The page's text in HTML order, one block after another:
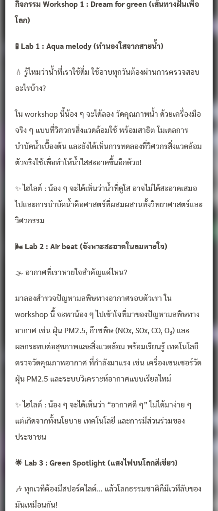
กิจกรรม Workshop 1 : Dream for green (เส้นทางฝันเพื่อ
โลก)
🧪 Lab 1 : Aqua melody (ทำนองใสจากสายน้ำ)
💧 รู้ไหมว่าน้ำที่เราใช้ดื่ม ใช้อาบทุกวันต้องผ่านการตรวจสอบ
อะไรบ้าง?
ใน workshop นี้น้อง ๆ จะได้ลอง วัดคุณภาพน้ำ ด้วยเครื่องมือ
จริง ๆ แบบที่วิศวกรสิ่งแวดล้อมใช้ พร้อมสาธิต โมเดลการ
บำบัดน้ำเบื้องต้น และยังได้เห็นการทดลองที่วิศวกรสิ่งแวดล้อม
ตัวจริงใช้เพื่อทำให้น้ำใสสะอาดขึ้นอีกด้วย!
✨ ไฮไลต์ : น้อง ๆ จะได้เห็นว่าน้ำที่ดูใส อาจไม่ได้สะอาดเสมอ
ไปและการบำบัดน้ำคือศาสตร์ที่ผสมผสานทั้งวิทยาศาสตร์และ
วิศวกรรม
🌬️ Lab 2 : Air beat (จังหวะสะอาดในลมหายใจ)
🌫️ อากาศที่เราหายใจสำคัญแค่ไหน?
มาลองสำรวจปัญหามลพิษทางอากาศรอบตัวเรา ใน
workshop นี้ จะพาน้อง ๆ ไปเข้าใจที่มาของปัญหามลพิษทาง
อากาศ เช่น ฝุ่น PM2.5, ก๊าซพิษ (NOx, SOx, CO, O₃) และ
ผลกระทบต่อสุขภาพและสิ่งแวดล้อม พร้อมเรียนรู้ เทคโนโลยี
ตรวจวัดคุณภาพอากาศ ที่กำลังมาแรง เช่น เครื่องเซนเซอร์วัด
ฝุ่น PM2.5 และระบบวิเคราะห์อากาศแบบเรียลไทม์
✨ ไฮไลต์ : น้อง ๆ จะได้เห็นว่า “อากาศดี ๆ” ไม่ได้มาง่าย ๆ
แต่เกิดจากทั้งนโยบาย เทคโนโลยี และการมีส่วนร่วมของ
ประชาชน
🌟 Lab 3 : Green Spotlight (แสงไฟบนโลกสีเขียว)
🎶 ทุกเวทีต้องมีสปอร์ตไลต์… แล้วโลกธรรมชาติก็มีเวทีลับของ
มันเหมือนกัน!